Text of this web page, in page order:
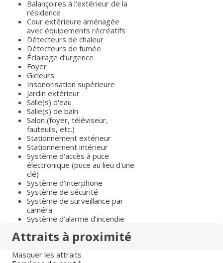
Balançoires à l'extérieur de la
résidence
Cour extérieure aménagée
avec équipements récréatifs
Détecteurs de chaleur
Détecteurs de fumée
Éclairage d’urgence
Foyer
Gicleurs
Insonorisation supérieure
Jardin extérieur
Salle(s) d'eau
Salle(s) de bain
Salon (foyer, téléviseur,
fauteuils, etc.)
Stationnement extérieur
Stationnement intérieur
Système d'accès à puce
électronique (puce au lieu d'une
clé)
Système d'interphone
Système de sécurité
Système de surveillance par
caméra
Système d’alarme d’incendie
Attraits à proximité
Masquer les attraits